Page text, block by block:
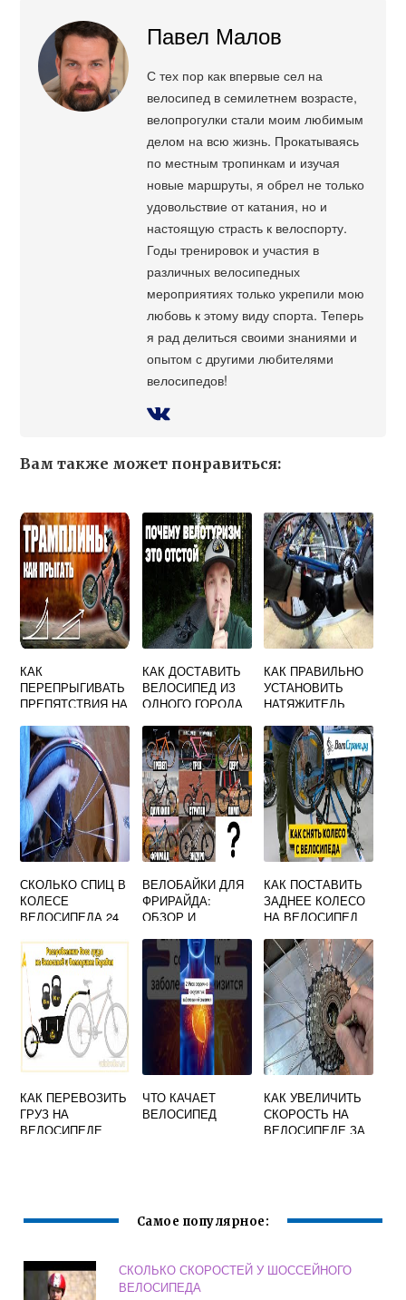
Павел Малов
С тех пор как впервые сел на
велосипед в семилетнем возрасте,
велопрогулки стали моим любимым
делом на всю жизнь. Прокатываясь
по местным тропинкам и изучая
новые маршруты, я обрел не только
удовольствие от катания, но и
настоящую страсть к велоспорту.
Годы тренировок и участия в
различных велосипедных
мероприятиях только укрепили мою
любовь к этому виду спорта. Теперь
я рад делиться своими знаниями и
опытом с другими любителями
велосипедов!
Вам также может понравиться:
КАК
ПЕРЕПРЫГИВАТЬ
ПРЕПЯТСТВИЯ НА
КАК ДОСТАВИТЬ
ВЕЛОСИПЕД ИЗ
ОДНОГО ГОРОДА
КАК ПРАВИЛЬНО
УСТАНОВИТЬ
НАТЯЖИТЕЛЬ
ВЕЛОСИПЕД
ВИДЕО
СКОЛЬКО СПИЦ В
КОЛЕСЕ
ВЕЛОСИПЕДА 24
ВЕЛОБАЙКИ ДЛЯ
ФРИРАЙДА:
ОБЗОР И
КАК ПОСТАВИТЬ
ЗАДНЕЕ КОЛЕСО
НА ВЕЛОСИПЕД
ФОРВАРД
КАК ПЕРЕВОЗИТЬ
ГРУЗ НА
ВЕЛОСИПЕДЕ
ЧТО КАЧАЕТ
ВЕЛОСИПЕД
КАК УВЕЛИЧИТЬ
СКОРОСТЬ НА
ВЕЛОСИПЕДЕ ЗА
Самое популярное:
СКОЛЬКО СКОРОСТЕЙ У ШОССЕЙНОГО
ВЕЛОСИПЕДА